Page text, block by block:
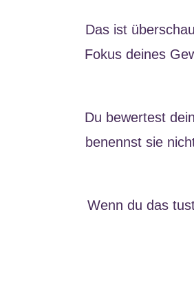
Das ist
Fokus deines
Du bewertest
benennst sie
Wenn du das